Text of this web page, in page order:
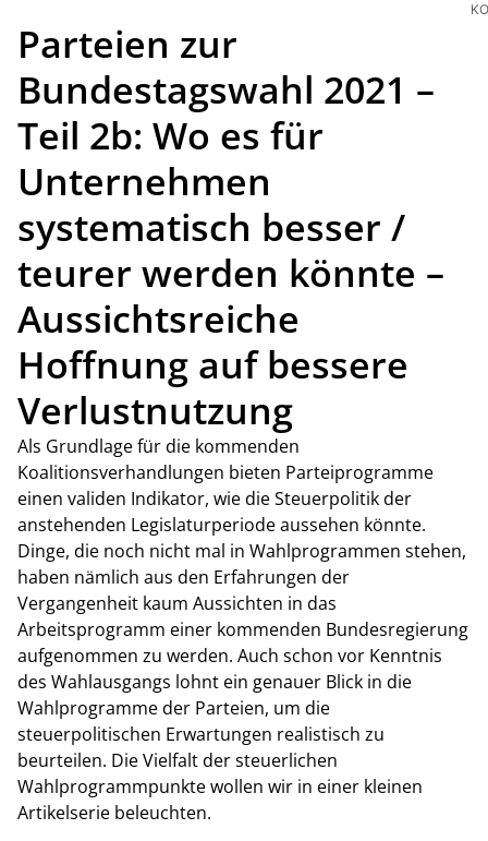
Parteien zur
Bundestagswahl 2021 –
Teil 2b: Wo es für
Unternehmen
systematisch besser /
teurer werden könnte –
Aussichtsreiche
Hoffnung auf bessere
Verlustnutzung
Als Grundlage für die kommenden
Koalitionsverhandlungen bieten Parteiprogramme
einen validen Indikator, wie die Steuerpolitik der
anstehenden Legislaturperiode aussehen könnte.
Dinge, die noch nicht mal in Wahlprogrammen stehen,
haben nämlich aus den Erfahrungen der
Vergangenheit kaum Aussichten in das
Arbeitsprogramm einer kommenden Bundesregierung
aufgenommen zu werden. Auch schon vor Kenntnis
des Wahlausgangs lohnt ein genauer Blick in die
Wahlprogramme der Parteien, um die
steuerpolitischen Erwartungen realistisch zu
beurteilen. Die Vielfalt der steuerlichen
Wahlprogrammpunkte wollen wir in einer kleinen
Artikelserie beleuchten.